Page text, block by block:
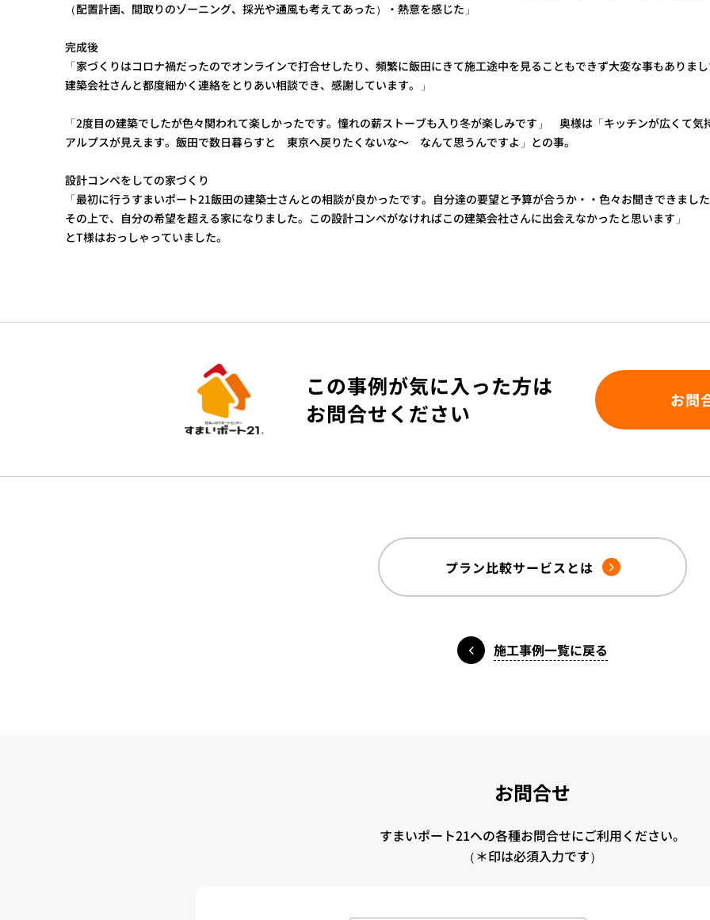
（配置計画、間取りのゾーニング、採光や通風も考えてあった）・熱意を感じた」
完成後
「家づくりはコロナ禍だったのでオンラインで打合せしたり、頻繁に飯田にきて施工途中を見ることもできず大変な事もありま
建築会社さんと都度細かく連絡をとりあい相談でき、感謝しています。」
「2度目の建築でしたが色々関われて楽しかったです。憧れの薪ストーブも入り冬が楽しみです」 奥様は「キッチンが広くて
アルプスが見えます。飯田で数日暮らすと 東京へ戻りたくないな～ なんて思うんですよ」との事。
設計コンペをしての家づくり
「最初に行うすまいポート21飯田の建築士さんとの相談が良かったです。自分達の要望と予算が合うか・・色々お聞きできました
その上で、自分の希望を超える家になりました。この設計コンペがなければこの建築会社さんに出会えなかったと思います」
とT様はおっしゃっていました。
この事例が気に入った方は
お問合せください
お問
プラン比較サービスとは
施工事例一覧に戻る
お問合せ
すまいポート21への各種お問合せにご利用ください。
（＊印は必須入力です）